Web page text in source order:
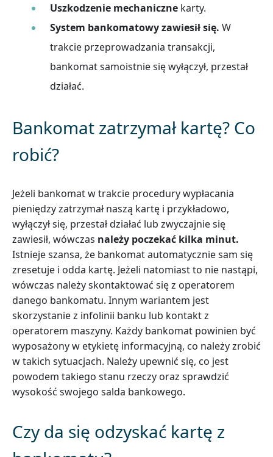
Uszkodzenie mechaniczne karty.
System bankomatowy zawiesił się. W
trakcie przeprowadzania transakcji,
bankomat samoistnie się wyłączył, przestał
działać.
Bankomat zatrzymał kartę? Co
robić?
Jeżeli bankomat w trakcie procedury wypłacania
pieniędzy zatrzymał naszą kartę i przykładowo,
wyłączył się, przestał działać lub zwyczajnie się
zawiesił, wówczas należy poczekać kilka minut.
Istnieje szansa, że bankomat automatycznie sam się
zresetuje i odda kartę. Jeżeli natomiast to nie nastąpi,
wówczas należy skontaktować się z operatorem
danego bankomatu. Innym wariantem jest
skorzystanie z infolinii banku lub kontakt z
operatorem maszyny. Każdy bankomat powinien być
wyposażony w etykietę informacyjną, co należy zrobić
w takich sytuacjach. Należy upewnić się, co jest
powodem takiego stanu rzeczy oraz sprawdzić
wysokość swojego salda bankowego.
Czy da się odzyskać kartę z